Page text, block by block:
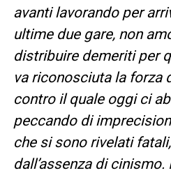
avanti lavorando per
ultime due gare, non
distribuire demeriti per
va riconosciuta la forza
contro il quale oggi ci
peccando di
che si sono rivelati
dall’assenza di cinismo.